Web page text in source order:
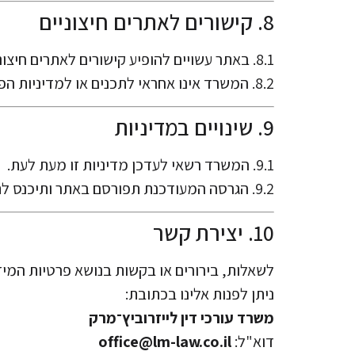
8. קישורים לאתרים חיצוניים
8.1. באתר עשויים להופיע קישורים לאתרים חיצוניים שאינם בשליטת המשרד.
8.2. המשרד אינו אחראי לתכנים או למדיניות הפרטיות של אתרים אלה.
9. שינויים במדיניות
9.1. המשרד רשאי לעדכן מדיניות זו מעת לעת.
9.2. הגרסה המעודכנת תפורסם באתר ותיכנס לתוקף עם מועד פרסומה.
10. יצירת קשר
לשאלות, בירורים או בקשות בנושא פרטיות
ניתן לפנות אלינו בכתובת:
משרד עורכי דין לייזרוביץ־מרק
דוא"ל:office@lm-law.co.il